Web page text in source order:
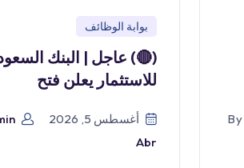
By
بوابة الوظائف
(🔴) عاجل | البنك
للاستثمار يعلن فتح
أغسطس 5, 2026
Abr